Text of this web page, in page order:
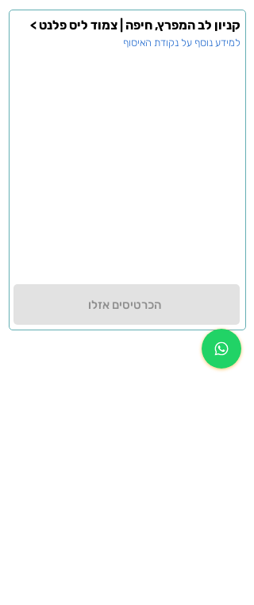
קניון לב המפרץ, חיפה | צמוד ליס פלנט >
למידע נוסף על נקודת האיסוף
הכרטיסים אזלו